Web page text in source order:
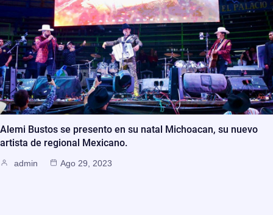
Alemi Bustos se presento en su natal Michoacan, su nuevo
artista de regional Mexicano.
admin Ago 29, 2023